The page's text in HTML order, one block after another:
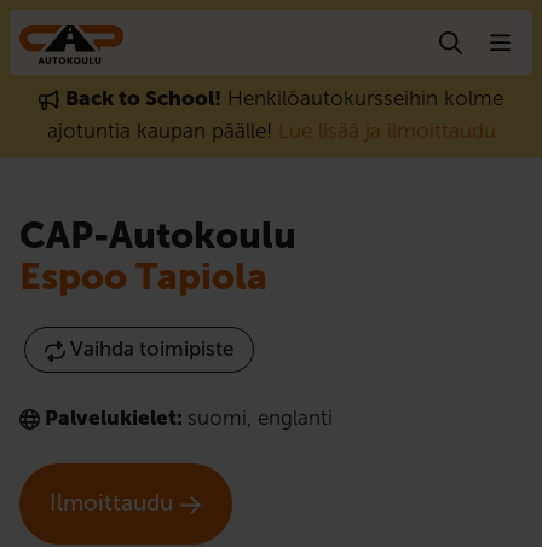
Hyppää sisältöön
Back to School! Henkilöautokursseihin kolme
ajotuntia kaupan päälle! Lue lisää ja ilmoittaudu
CAP-Autokoulu
Espoo Tapiola
Vaihda toimipiste
Palvelukielet: suomi englanti
Ilmoittaudu